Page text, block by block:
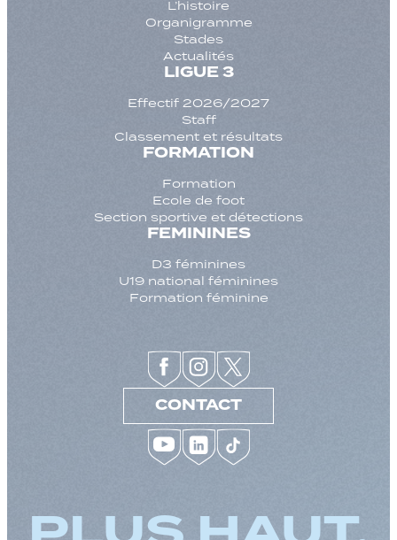
L’histoire
Organigramme
Stades
Actualités
LIGUE 3
Effectif 2026/2027
Staff
Classement et résultats
FORMATION
Formation
Ecole de foot
Section sportive et détections
FEMININES
D3 féminines
U19 national féminines
Formation féminine
CONTACT